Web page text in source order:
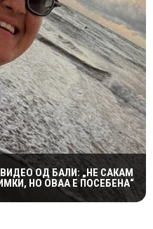
ОД БАЛИ: „НЕ САКАМ
НО ОВАА Е ПОСЕБЕНА“